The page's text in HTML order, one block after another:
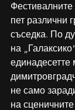
пет различни
съседка. По
на
единадесетте
не само
на